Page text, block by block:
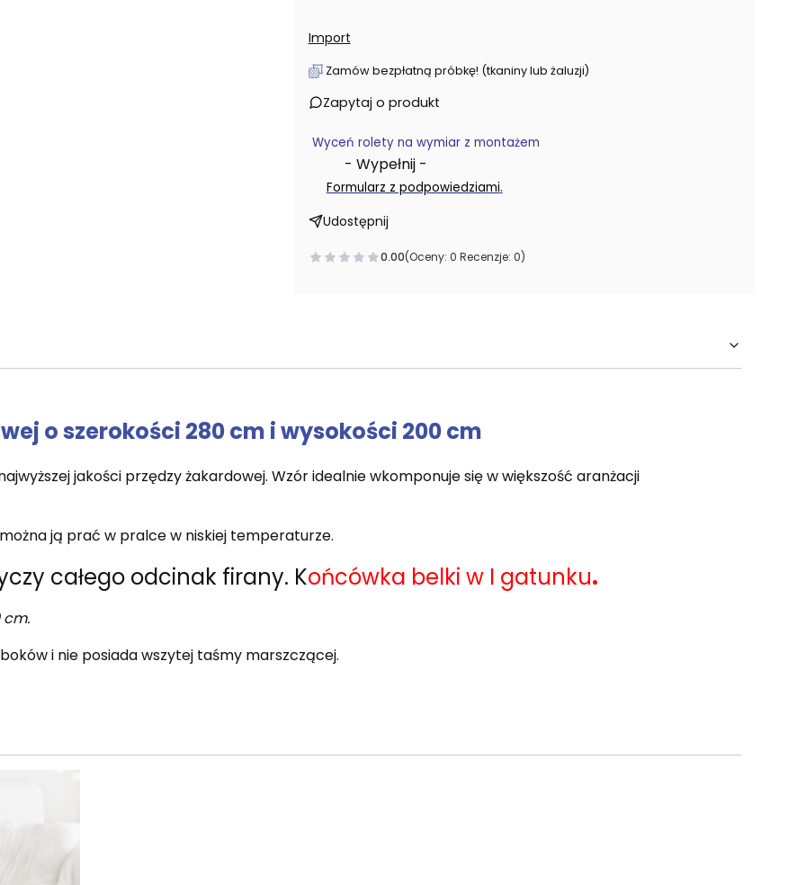
Import
Zamów bezpłatną próbkę! (tkaniny lub żaluzji)
Zapytaj o produkt
Wyceń rolety na wymiar z montażem
- Wypełnij -
Formularz z podpowiedziami.
Udostępnij
0.00(Oceny: 0 Recenzje: 0)
o szerokości 280 cm i wysokości 200 cm
jakości przędzy żakardowej. Wzór idealnie wkomponuje się w większość aranżacji
ją prać w pralce w niskiej temperaturze.
całego odcinak firany. Końcówka belki w I gatunku.
cm.
i nie posiada wszytej taśmy marszczącej.